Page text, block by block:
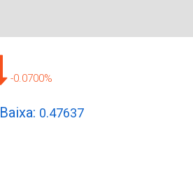
-0.0700%
Baixa: 0.47637